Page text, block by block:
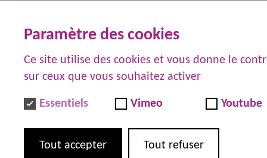
nous les avons suspendus en Avril 2020. S’il
droit de grève restant un droit fondamental
Paramètre des cookies
Ce site utilise des cookies et vous donne le
sur ceux que vous souhaitez activer
Essentiels Vimeo Youtube
Tout accepter Tout refuser